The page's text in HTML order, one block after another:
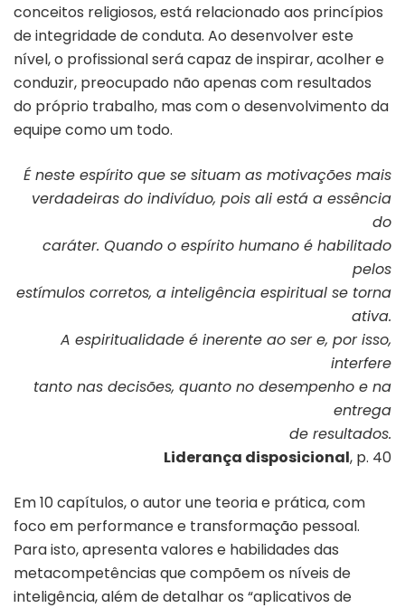
conceitos religiosos, está relacionado aos princípios
de integridade de conduta. Ao desenvolver este
nível,o profissional será capaz de inspirar, acolher e
conduzir, preocupado não apenas com resultados
do próprio trabalho, mas com o desenvolvimento da
equipe como um todo.
É neste espírito que se situam as motivações mais
verdadeiras do indivíduo, pois ali está a essência
do
caráter. Quando o espírito humano é habilitado
pelos
estímulos corretos, a inteligência espiritual se torna
ativa.
A espiritualidade é inerente ao ser e, por isso,
interfere
tanto nas decisões, quanto no desempenho e na
entrega
de resultados.
Liderança disposicional, p. 40
Em 10 capítulos, o autor une teoria e prática, com
foco em performance e transformação pessoal.
Para isto, apresenta valores e habilidades das
metacompetências que compõem os níveis de
inteligência, além de detalhar os “aplicativos de